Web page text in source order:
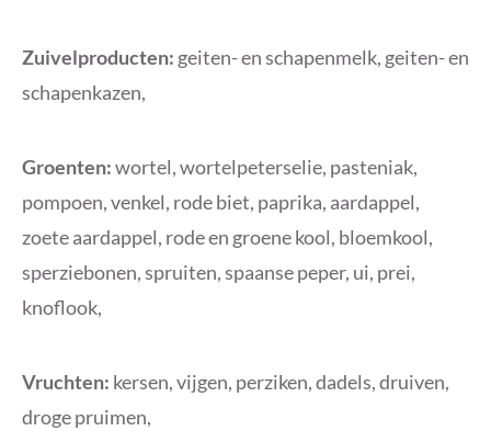
Zuivelproducten: geiten- en schapenmelk, geiten- en
schapenkazen,
Groenten:wortel, wortelpeterselie, pasteniak,
pompoen, venkel, rode biet, paprika, aardappel,
zoete aardappel, rode en groene kool, bloemkool,
sperziebonen, spruiten, spaanse peper, ui, prei,
knoflook,
Vruchten: kersen, vijgen, perziken, dadels, druiven,
droge pruimen,